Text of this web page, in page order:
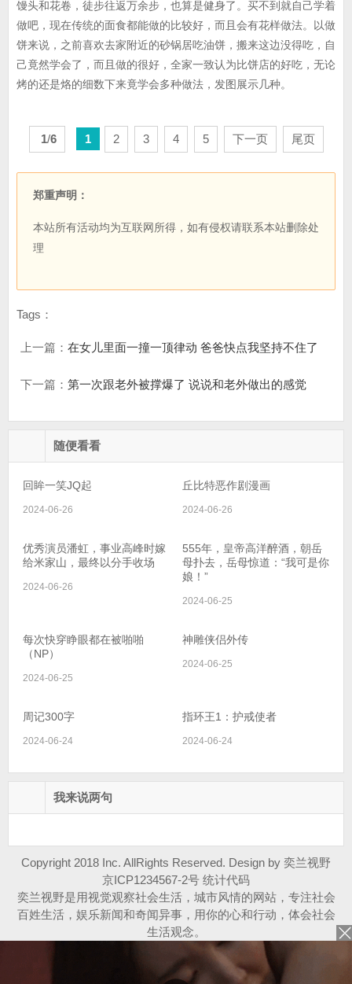
馒头和花卷，徒步往返万余步，也算是健身了。买不到就自己学着
做吧，现在传统的面食都能做的比较好，而且会有花样做法。以做
饼来说，之前喜欢去家附近的砂锅居吃油饼，搬来这边没得吃，自
己竟然学会了，而且做的很好，全家一致认为比饼店的好吃，无论
烤的还是烙的细数下来竟学会多种做法，发图展示几种。
1/6 1 2 3 4 5 下一页 尾页
郑重声明：
本站所有活动均为互联网所得，如有侵权请联系本站删除处
理
Tags：
上一篇： 在女儿里面一撞一顶律动 爸爸快点我坚持不住了
下一篇： 第一次跟老外被撑爆了 说说和老外做出的感觉
随便看看
回眸一笑JQ起
2024-06-26
丘比特恶作剧漫画
2024-06-26
优秀演员潘虹，事业高峰时嫁
给米家山，最终以分手收场
2024-06-26
555年，皇帝高洋醉酒，朝岳
母扑去，岳母惊道：“我可是你
娘！”
2024-06-25
每次快穿睁眼都在被啪啪
（NP）
2024-06-25
神雕侠侣外传
2024-06-25
周记300字
2024-06-24
指环王1：护戒使者
2024-06-24
我来说两句
Copyright 2018 Inc. AllRights Reserved. Design by 奕兰视野
京ICP1234567-2号 统计代码
奕兰视野是用视觉观察社会生活，城市风情的网站，专注社会
百姓生活，娱乐新闻和奇闻异事，用你的心和行动，体会社会
生活观念。